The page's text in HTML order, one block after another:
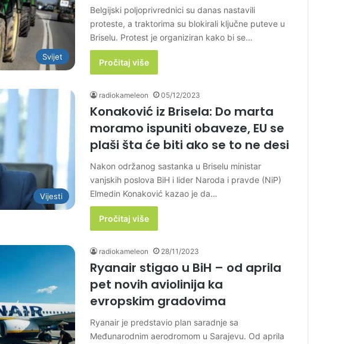
Svijet
Belgijski poljoprivrednici su danas nastavili
proteste, a traktorima su blokirali ključne puteve u
Briselu. Protest je organiziran kako bi se…
Pročitaj više
Vijesti
radiokameleon 05/12/2023
Konaković iz Brisela: Do marta
moramo ispuniti obaveze, EU se
plaši šta će biti ako se to ne desi
Nakon održanog sastanka u Briselu ministar
vanjskih poslova BiH i lider Naroda i pravde (NiP)
Elmedin Konaković kazao je da…
Pročitaj više
radiokameleon 28/11/2023
Ryanair stigao u BiH – od aprila
pet novih aviolinija ka
evropskim gradovima
Ryanair je predstavio plan saradnje sa
Međunarodnim aerodromom u Sarajevu. Od aprila